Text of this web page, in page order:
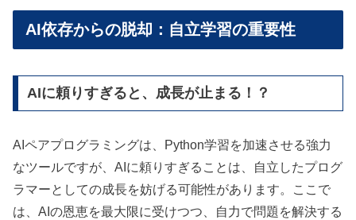
AI依存からの脱却：自立学習の重要性
AIに頼りすぎると、成長が止まる！？
AIペアプログラミングは、Python学習を加速させる強力
なツールですが、AIに頼りすぎることは、自立したプログ
ラマーとしての成長を妨げる可能性があります。ここで
は、AIの恩恵を最大限に受けつつ、自力で問題を解決する